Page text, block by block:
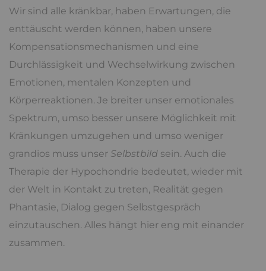
Wir sind alle kränkbar, haben Erwartungen, die
enttäuscht werden können, haben unsere
Kompensationsmechanismen und eine
Durchlässigkeit und Wechselwirkung zwischen
Emotionen, mentalen Konzepten und
Körperreaktionen. Je breiter unser emotionales
Spektrum, umso besser unsere Möglichkeit mit
Kränkungen umzugehen und umso weniger
grandios muss unser Selbstbild sein. Auch die
Therapie der Hypochondrie bedeutet, wieder mit
der Welt in Kontakt zu treten, Realität gegen
Phantasie, Dialog gegen Selbstgespräch
einzutauschen. Alles hängt hier eng mit einander
zusammen.